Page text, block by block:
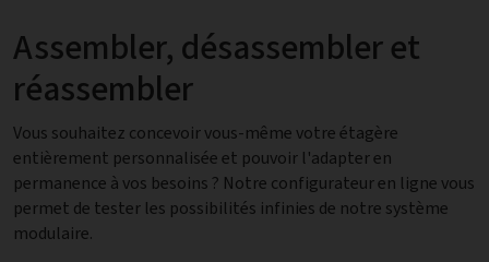
Assembler, désassembler et
réassembler
Vous souhaitez concevoir vous-même votre étagère
entièrement personnalisée et pouvoir l'adapter en
permanence à vos besoins ? Notre configurateur en ligne vous
permet de tester les possibilités infinies de notre système
modulaire.